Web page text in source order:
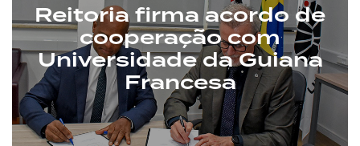
Reitoria firma acordo de
cooperação com
Universidade da Guiana
Francesa